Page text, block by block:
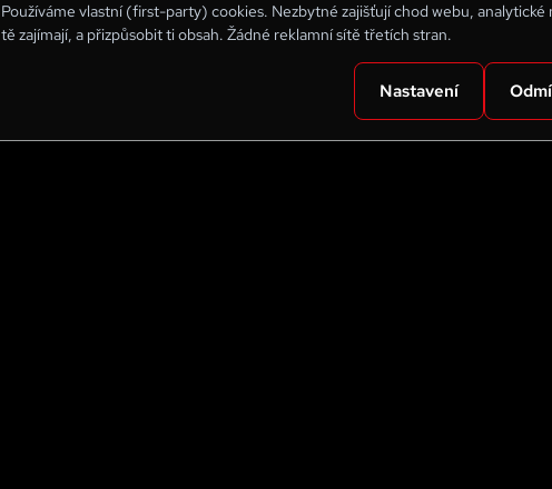
Používáme vlastní (first-party) cookies. Nezbytné zajišťují chod webu,
tě zajímají, a přizpůsobit ti obsah. Žádné reklamní sítě třetích stran.
Nastavení